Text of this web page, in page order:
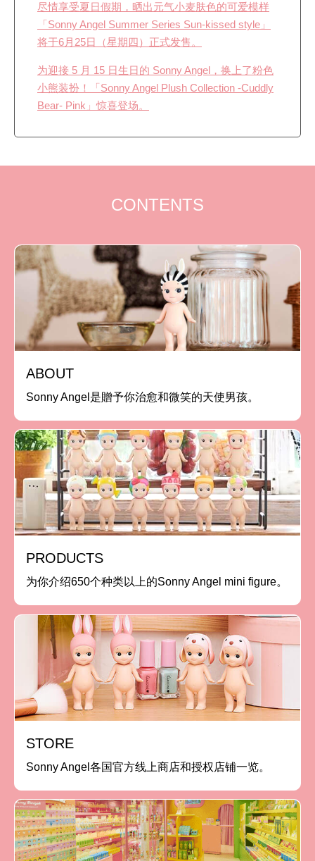
尽情享受夏日假期，晒出元气小麦肤色的可爱模样
「Sonny Angel Summer Series Sun-kissed style」
将于6月25日（星期四）正式发售。
为迎接 5 月 15 日生日的 Sonny Angel，换上了粉色
小熊装扮！「Sonny Angel Plush Collection -Cuddly
Bear- Pink」惊喜登场。
CONTENTS
ABOUT
Sonny Angel是贈予你治愈和微笑的天使男孩。
PRODUCTS
为你介绍650个种类以上的Sonny Angel mini figure。
STORE
Sonny Angel各国官方线上商店和授权店铺一览。